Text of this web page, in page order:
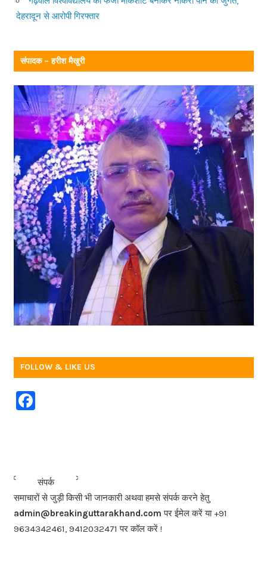
देहरादून से आरोपी गिरफ्तार
संपादक – हरीश मैखुरी
FOLLOW & LIKE US
F
b
o
o
k
<<< संपर्क
>>>
समाचारों से जुड़ी किसी भी जानकारी अथवा हमसे संपर्क करने हेतु
admin@breakinguttarakhand.com पर ईमेल करें या +91
9634342461, 9412032471 पर कॉल करें !